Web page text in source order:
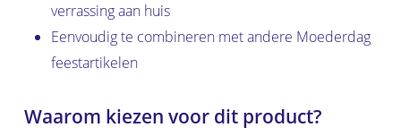
verrassing aan huis
Eenvoudig te combineren met andere Moederdag
feestartikelen
Waarom kiezen voor dit product?